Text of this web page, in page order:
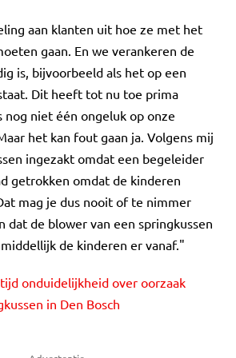
aan klanten uit hoe ze met het
gaan. En we verankeren de
is, bijvoorbeeld als het op een
Dit heeft tot nu toe prima
niet één ongeluk op onze
het kan fout gaan ja. Volgens mij
ingezakt omdat een begeleider
getrokken omdat de kinderen
mag je dus nooit of te nimmer
dat de blower van een springkussen
de kinderen er vanaf."
onduidelijkheid over oorzaak
in Den Bosch